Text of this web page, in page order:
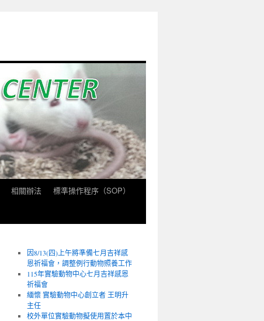
相關辦法
標準操作程序（SOP）
因8/13(四)上午將準備七月吉祥感
恩祈福會，調整例行動物照養工作
115年實驗動物中心七月吉祥感恩
祈福會
緬懷 實驗動物中心創立者 王明升
主任
校外單位實驗動物擬使用置於本中